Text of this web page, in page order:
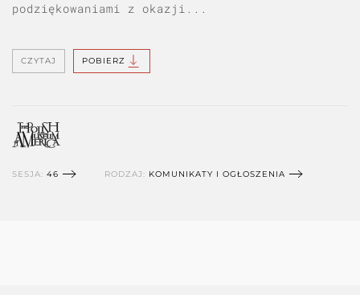
podziękowaniami z okazji...
CZYTAJ POBIERZ
SESJA: 46 RODZAJ: KOMUNIKATY I OGŁOSZENIA